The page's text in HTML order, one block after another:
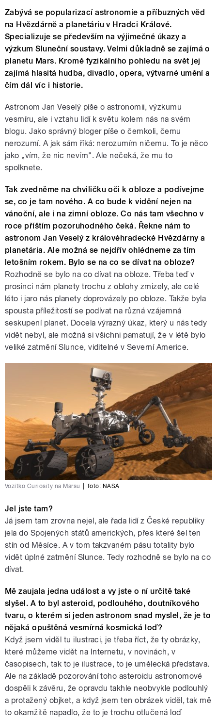
Zabývá se popularizací astronomie a příbuzných věd
na Hvězdárně a planetáriu v Hradci Králové.
Specializuje se především na výjimečné úkazy a
výzkum Sluneční soustavy. Velmi důkladně se zajímá o
planetu Mars. Kromě fyzikálního pohledu na svět jej
zajímá hlasitá hudba, divadlo, opera, výtvarné umění a
čím dál víc i historie.
Astronom Jan Veselý píše o astronomii, výzkumu
vesmíru, ale i vztahu lidí k světu kolem nás na svém
blogu. Jako správný bloger píše o čemkoli, čemu
nerozumí. A jak sám říká: nerozumím ničemu. To je něco
jako „vím, že nic nevím". Ale nečeká, že mu to
spolknete.
Tak zvedněme na chviličku oči k obloze a podívejme
se, co je tam nového. A co bude k vidění nejen na
vánoční, ale i na zimní obloze. Co nás tam všechno v
roce příštím pozoruhodného čeká. Řekne nám to
astronom Jan Veselý z královéhradecké Hvězdárny a
planetária. Ale možná se nejdřív ohlédneme za tím
letošním rokem. Bylo se na co se dívat na obloze?
Rozhodně se bylo na co dívat na obloze. Třeba teď v
prosinci nám planety trochu z oblohy zmizely, ale celé
léto i jaro nás planety doprovázely po obloze. Takže byla
spousta příležitostí se podívat na různá vzájemná
seskupení planet. Docela výrazný úkaz, který u nás tedy
vidět nebyl, ale možná si všichni pamatují, že v létě bylo
veliké zatmění Slunce, viditelné v Severní Americe.
Vozítko Curiosity na Marsu foto: NASA
Jel jste tam?
Já jsem tam zrovna nejel, ale řada lidí z České republiky
jela do Spojených států amerických, přes které šel ten
stín od Měsíce. A v tom takzvaném pásu totality bylo
vidět úplné zatmění Slunce. Tedy rozhodně se bylo na co
dívat.
Mě zaujala jedna událost a vy jste o ní určitě také
slyšel. A to byl asteroid, podlouhého, doutníkového
tvaru, o kterém si jeden astronom snad myslel, že je to
nějaká opuštěná vesmírná kosmická loď?
Když jsem viděl tu ilustraci, je třeba říct, že ty obrázky,
které můžeme vidět na Internetu, v novinách, v
časopisech, tak to je ilustrace, to je umělecká představa.
Ale na základě pozorování toho asteroidu astronomové
dospěli k závěru, že opravdu takhle neobvykle podlouhlý
a protažený objket, a když jsem ten obrázek viděl, tak mě
to okamžitě napadlo, že to je trochu otlučená loď